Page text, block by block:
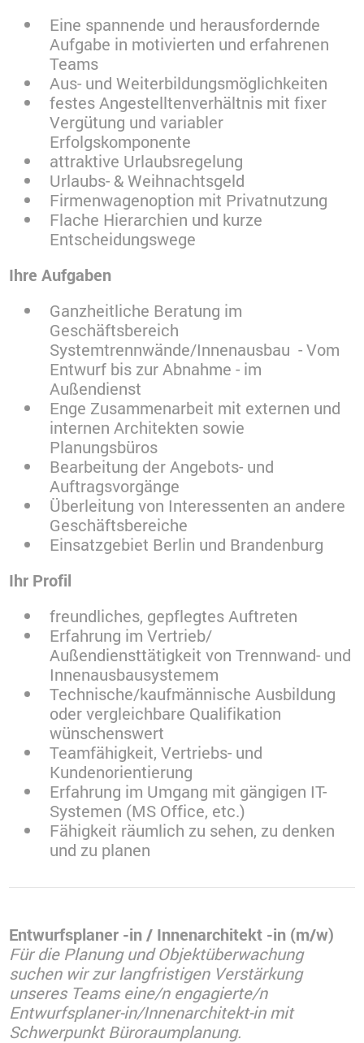
Eine spannende und herausfordernde
Aufgabe in motivierten und erfahrenen
Teams
Aus- und Weiterbildungsmöglichkeiten
festes Angestelltenverhältnis mit fixer
Vergütung und variabler
Erfolgskomponente
attraktive Urlaubsregelung
Urlaubs- & Weihnachtsgeld
Firmenwagenoption mit Privatnutzung
Flache Hierarchien und kurze
Entscheidungswege
Ihre Aufgaben
Ganzheitliche Beratung im
Geschäftsbereich
Systemtrennwände/Innenausbau - Vom
Entwurf bis zur Abnahme - im
Außendienst
Enge Zusammenarbeit mit externen und
internen Architekten sowie
Planungsbüros
Bearbeitung der Angebots- und
Auftragsvorgänge
Überleitung von Interessenten an andere
Geschäftsbereiche
Einsatzgebiet Berlin und Brandenburg
Ihr Profil
freundliches, gepflegtes Auftreten
Erfahrung im Vertrieb/
Außendiensttätigkeit von Trennwand- und
Innenausbausystemem
Technische/kaufmännische Ausbildung
oder vergleichbare Qualifikation
wünschenswert
Teamfähigkeit, Vertriebs- und
Kundenorientierung
Erfahrung im Umgang mit gängigen IT-
Systemen (MS Office, etc.)
Fähigkeit räumlich zu sehen, zu denken
und zu planen
Entwurfsplaner -in / Innenarchitekt -in (m/w)
Für die Planung und Objektüberwachung
suchen wir zur langfristigen Verstärkung
unseres Teams eine/n engagierte/n
Entwurfsplaner-in/Innenarchitekt-in mit
Schwerpunkt Büroraumplanung.